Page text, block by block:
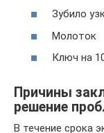
Зубило
Молоток
Ключ на
Причины
решение
В течение срока